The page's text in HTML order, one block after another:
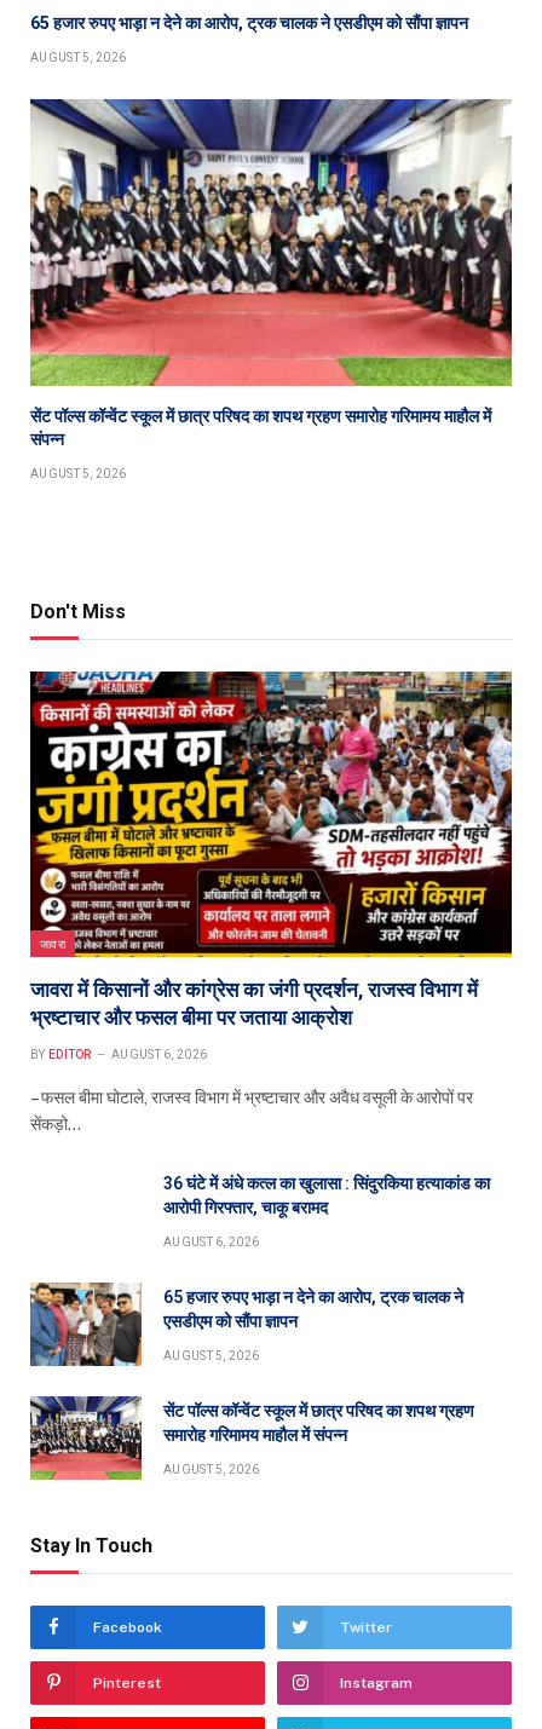
65 हजार रुपए भाड़ा न देने का आरोप, ट्रक चालक ने एसडीएम को सौंपा ज्ञापन
AUGUST 5, 2026
सेंट पॉल्स कॉन्वेंट स्कूल में छात्र परिषद का शपथ ग्रहण समारोह गरिमामय माहौल में
संपन्न
AUGUST 5, 2026
Don't Miss
जावरा
जावरा में किसानों और कांग्रेस का जंगी प्रदर्शन, राजस्व विभाग में
भ्रष्टाचार और फसल बीमा पर जताया आक्रोश
BY EDITOR AUGUST 6, 2026
– फसल बीमा घोटाले, राजस्व विभाग में भ्रष्टाचार और अवैध वसूली के आरोपों पर
सेंकड़ो…
36 घंटे में अंधे कत्ल का खुलासा : सिंदुरकिया हत्याकांड का
आरोपी गिरफ्तार, चाकू बरामद
AUGUST 6, 2026
65 हजार रुपए भाड़ा न देने का आरोप, ट्रक चालक ने
एसडीएम को सौंपा ज्ञापन
AUGUST 5, 2026
सेंट पॉल्स कॉन्वेंट स्कूल में छात्र परिषद का शपथ ग्रहण
समारोह गरिमामय माहौल में संपन्न
AUGUST 5, 2026
Stay In Touch
Facebook Twitter
Pinterest Instagram